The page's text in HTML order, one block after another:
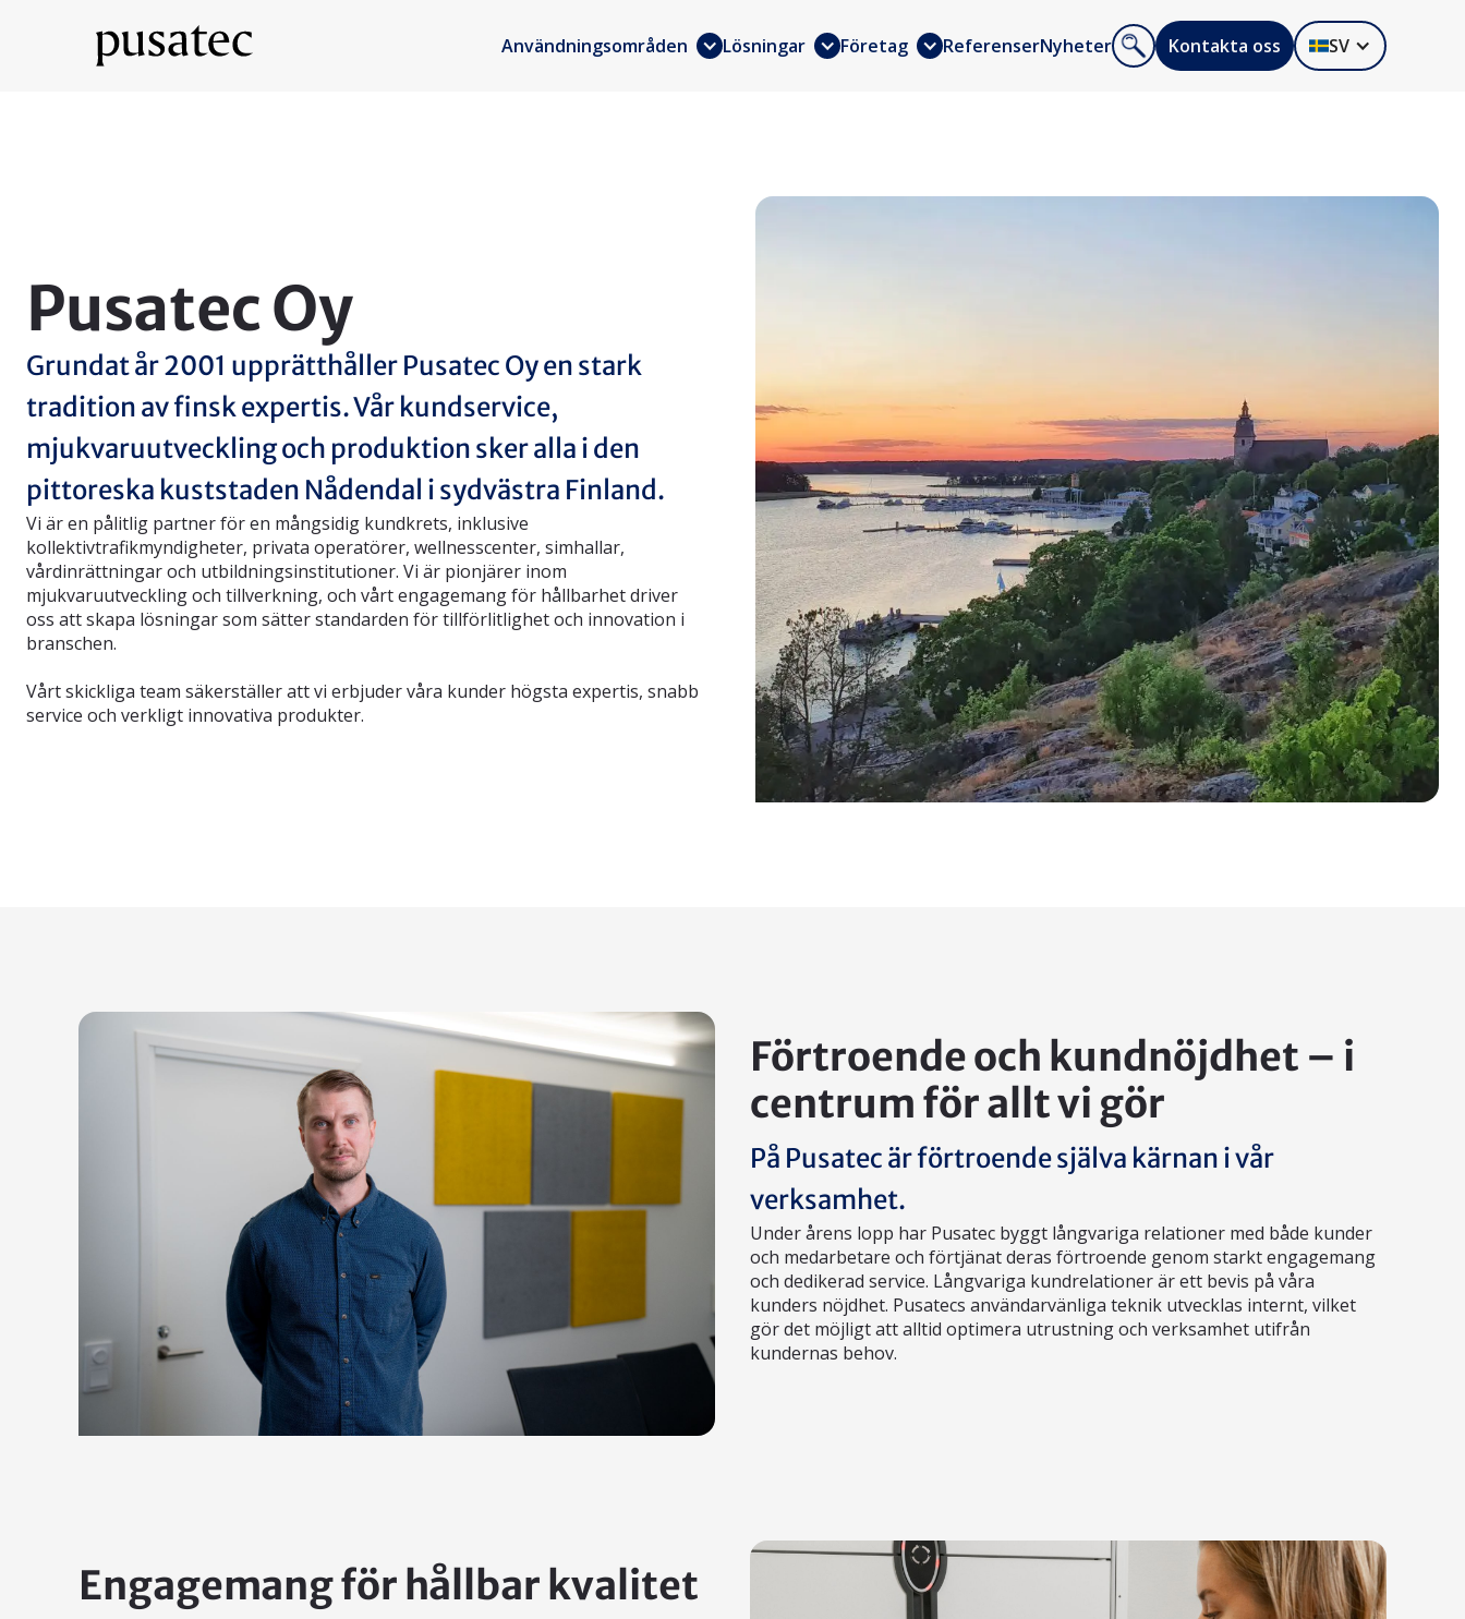
Användningsområden Lösningar Företag ReferenserNyheter Kontakta oss SV
Pusatec Oy
Grundat år 2001 upprätthåller Pusatec Oy en stark
tradition av finsk expertis. Vår kundservice,
mjukvaruutveckling och produktion sker alla i den
pittoreska kuststaden Nådendal i sydvästra Finland.
Vi är en pålitlig partner för en mångsidig kundkrets, inklusive
kollektivtrafikmyndigheter, privata operatörer, wellnesscenter, simhallar,
vårdinrättningar och utbildningsinstitutioner. Vi är pionjärer inom
mjukvaruutveckling och tillverkning, och vårt engagemang för hållbarhet driver
oss att skapa lösningar som sätter standarden för tillförlitlighet och innovation i
branschen.
Vårt skickliga team säkerställer att vi erbjuder våra kunder högsta expertis, snabb
service och verkligt innovativa produkter.
Förtroende och kundnöjdhet – i
centrum för allt vi gör
På Pusatec är förtroende själva kärnan i vår
verksamhet.
Under årens lopp har Pusatec byggt långvariga relationer med både kunder
och medarbetare och förtjänat deras förtroende genom starkt engagemang
och dedikerad service. Långvariga kundrelationer är ett bevis på våra
kunders nöjdhet. Pusatecs användarvänliga teknik utvecklas internt, vilket
gör det möjligt att alltid optimera utrustning och verksamhet utifrån
kundernas behov.
Engagemang för hållbar kvalitet